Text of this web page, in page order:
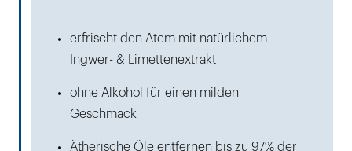
erfrischt den Atem mit natürlichem
Ingwer- & Limettenextrakt
ohne Alkohol für einen milden
Geschmack
Ätherische Öle entfernen bis zu 97% der